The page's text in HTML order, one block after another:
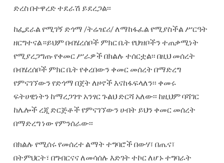
ድረስ በተዋረድ ተደራሽ ይደረጋል፡፡
ከፌደራል የሚገኝ ድጎማ /ትሬዤሪ/ ለማከፋፈል የሚያስችል ሥርዓት
ዘርግተናል።ይህም በብሄረሰቦች ምክር ቤት የህዝቦችን ተጠቃሚነት
የሚያረጋግጡ የቀመር ሥራዎች በክልሉ ተሰርቷል፡፡ በዚህ መሰረት
በብሄረሰቦች ምክር ቤት የቀረበውን ቀመር መሰረት በማድረግ
የምናገኘውን የድጎማ በጀት ለዞኖች እናከፋፍላለን፡፡ ቀመሩ
ፍትሀዊነትን ከማረጋገጥ አንፃር ጉልህ ድርሻ አለው፡፡ ከዚህም ባሻገር
ከሌሎች ረጂ ድርጅቶች የምናገኘውን ሀብት ይህን ቀመር መሰረት
በማድረግ ነው የምንሰራው፡፡
በክልሉ የሚሰሩ የመሰረተ ልማት ተግባሮች በውሃ፣ በጤና፣
በትምህርት፣ በግብርናና ለመሳሰሉ እድገት ተኮር ለሆኑ ተግባራት